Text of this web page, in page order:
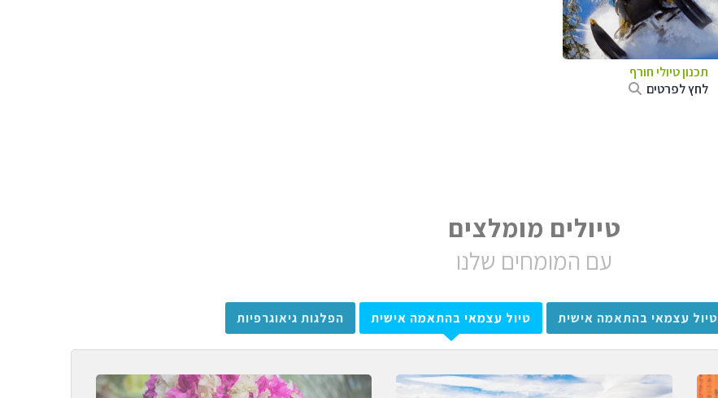
תכנון טיולי חורף
לחץ לפרטים
טיולים מומלצים
עם המומחים שלנו
טיול עצמאי בהתאמה אישית טיול עצמאי בהתאמה אישית הפלגות גיאוגרפיות